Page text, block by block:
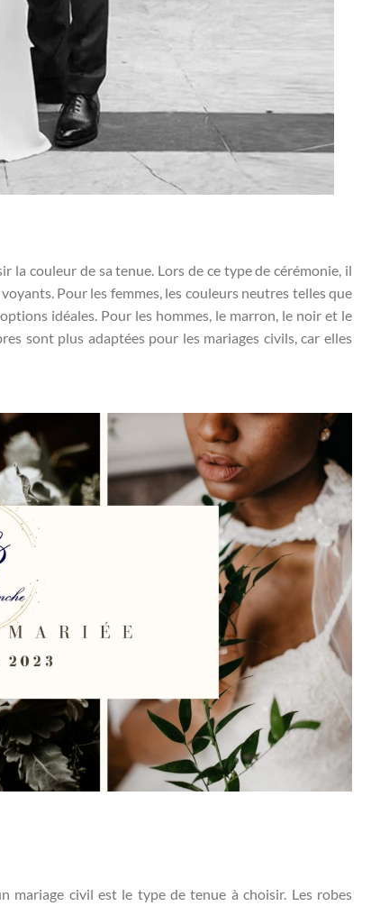
la couleur de sa tenue. Lors de ce type de cérémonie, il
Pour les femmes, les couleurs neutres telles que
idéales. Pour les hommes, le marron, le noir et le
sont plus adaptées pour les mariages civils, car elles
mariage civil est le type de tenue à choisir. Les robes